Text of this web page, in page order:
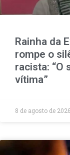
Rainha da
rompe o
racista: “O
vítima”
8 de agosto de 2026